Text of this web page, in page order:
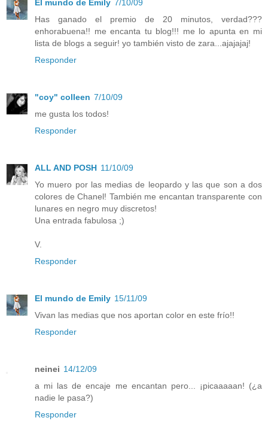
El mundo de Emily 7/10/09
Has ganado el premio de 20 minutos, verdad???
enhorabuena!! me encanta tu blog!!! me lo apunta en mi
lista de blogs a seguir! yo también visto de zara...ajajajaj!
Responder
"coy" colleen 7/10/09
me gusta los todos!
Responder
ALL AND POSH 11/10/09
Yo muero por las medias de leopardo y las que son a dos
colores de Chanel! También me encantan transparente con
lunares en negro muy discretos!
Una entrada fabulosa ;)
V.
Responder
El mundo de Emily 15/11/09
Vivan las medias que nos aportan color en este frío!!
Responder
neinei 14/12/09
a mi las de encaje me encantan pero... ¡picaaaaan! (¿a
nadie le pasa?)
Responder